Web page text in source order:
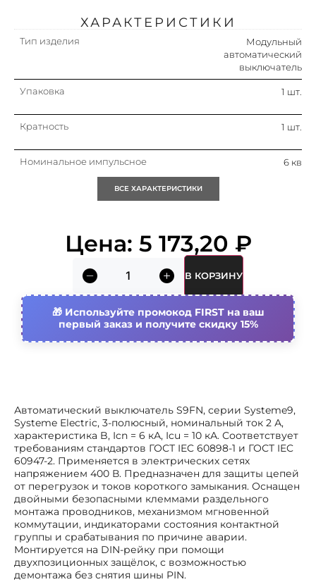
Автоматический выключатель S9FN, серии Systeme9,
Systeme Electric, 3-полюсный, номинальный ток 2 А,
характеристика B, Icn = 6 кА, Icu = 10 кА. Соответствует
требованиям стандартов ГОСТ IEC 60898-1 и ГОСТ IEC
60947-2. Применяется в электрических сетях
напряжением 400 В. Предназначен для защиты цепей
от перегрузок и токов короткого замыкания. Оснащен
двойными безопасными клеммами раздельного
монтажа проводников, механизмом мгновенной
коммутации, индикаторами состояния контактной
группы и срабатывания по причине аварии.
Монтируется на DIN-рейку при помощи
двухпозиционных защёлок, с возможностью
демонтажа без снятия шины PIN.
ХАРАКТЕРИСТИКИ
Тип изделия
Модульный
автоматический
выключатель
Упаковка 1 шт.
Кратность 1 шт.
Номинальное импульсное
6 кв
способность при коротком
замыкании icu iec 60947-2 при
230в
Номин. отключающая
способность при коротком
замыкании icu iec 60898 при 400
6 ка
Возможна дополнит.
комплектация
Да
Рабочая температура
окружающей среды
-35…70 °c
Поперечн. сечение подключ.
многопроволочного (гибкого)
провода
1…16 мм²
Поперечн. сечение подключ.
однопроволочного (жесткого)
провода
1…25 мм²
Номин. отключающая
ВСЕ ХАРАКТЕРИСТИКИ
Цена: 5 173,20 ₽
В КОРЗИНУ
Используйте промокод FIRST на ваш
первый заказ и получите скидку 15%